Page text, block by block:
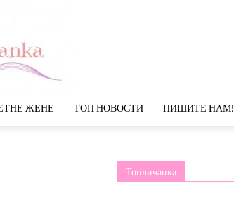
ЖЕНЕ ТОП НОВОСТИ ПИШИТЕ НАМ!
Топличанка